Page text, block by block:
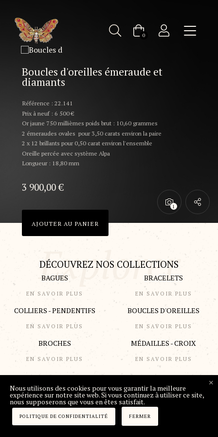
0
Boucles d'oreilles émeraude et
diamants
Référence : 22.141
Prix à neuf : 6 500 €
Or jaune 750 millièmes poids brut : 10,60 grammes
2 émeraudes ovales pour 3,50 carats environ la paire
2 x 12 brillants pour 0,50 carat environ l'ensemble
Oreille percée avec système Alpa
Longueur : 18,80 mm
3 900,00€
AJOUTER AU PANIER
DÉCOUVREZ NOS COLLECTIONS
BAGUES
EN SAVOIR PLUS
BRACELETS
EN SAVOIR PLUS
COLLIERS - PENDENTIFS
EN SAVOIR PLUS
BOUCLES D'OREILLES
EN SAVOIR PLUS
BROCHES
EN SAVOIR PLUS
MÉDAILLES - CROIX
EN SAVOIR PLUS
DÉCOUVREZ NOS NOUVEAUTÉS
Nous utilisons des cookies pour vous garantir la meilleure
expérience sur notre site web. Si vous continuez à utiliser ce site,
nous supposerons que vous en êtes satisfait.
POLITIQUE DE CONFIDENTIALITÉ FERMER